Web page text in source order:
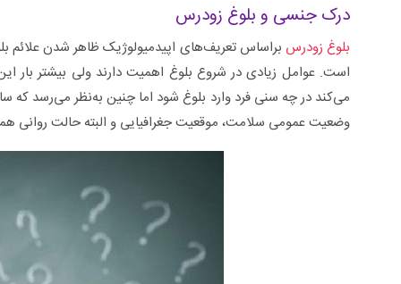
درک جنسی و بلوغ زودرس
بلوغ زودرس
است. عوامل زیادی در شروع بلوغ اهمیت دارند ولی بیشتر بار
می‌کند در چه سنی فرد وارد بلوغ شود اما چنین به‌نظر می‌رسد که
وضعیت عمومی سلامت، موقعیت جغرافیایی و البته حالت روانی